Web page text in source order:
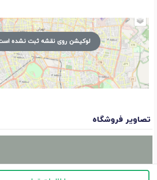
لوکیشن روی نقشه ثبت نشده
تصاویر فروشگاه